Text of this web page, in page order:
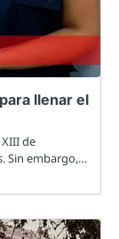
llenar el
de
Sin embargo,…